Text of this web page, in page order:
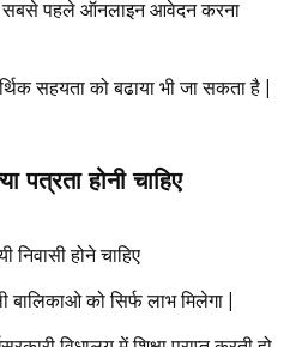
सबसे पहले ऑनलाइन आवेदन करना
सहयता को बढाया भी जा सकता है |
पत्रता होनी चाहिए
होने चाहिए
बालिकाओ को सिर्फ लाभ मिलेगा |